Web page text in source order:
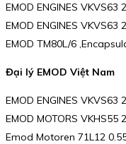
EMOD ENGINES
EMOD ENGINES VKVS63
EMOD TM80L/6
Đại lý EMOD Việt Nam
EMOD ENGINES VKVS63
EMOD MOTORS VKHS55
Emod Motoren 71L12